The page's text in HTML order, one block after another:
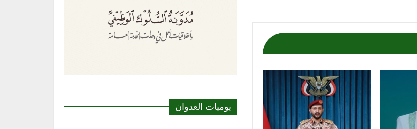
يوميات العدوان